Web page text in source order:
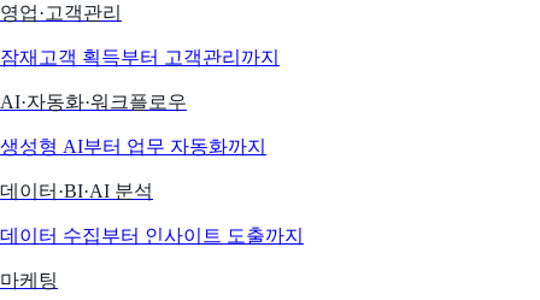
영업·고객관리
잠재고객 획득부터 고객관리까지
AI·자동화·워크플로우
생성형 AI부터 업무 자동화까지
데이터·BI·AI 분석
데이터 수집부터 인사이트 도출까지
마케팅